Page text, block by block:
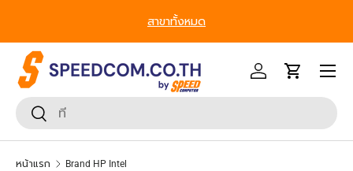
สาขาทั้งหมด
ค้นหา
ยืนยันการค้นหา
เข้าสู่ระบบรถเข็น
หน้าเมนู
หน้าแรก Brand HP Intel